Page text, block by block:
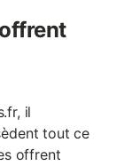
il
tout ce
offrent